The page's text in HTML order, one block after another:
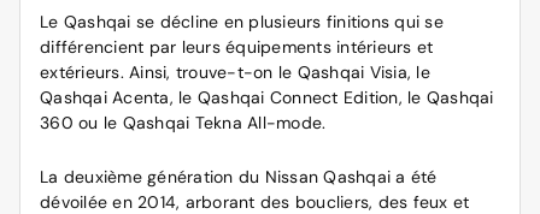
Le Qashqai se décline en plusieurs finitions qui se
différencient par leurs équipements intérieurs et
extérieurs. Ainsi, trouve-t-on le Qashqai Visia, le
Qashqai Acenta, le Qashqai Connect Edition, le Qashqai
360 ou le Qashqai Tekna All-mode.
La deuxième génération du Nissan Qashqai a été
dévoilée en 2014, arborant des boucliers, des feux et